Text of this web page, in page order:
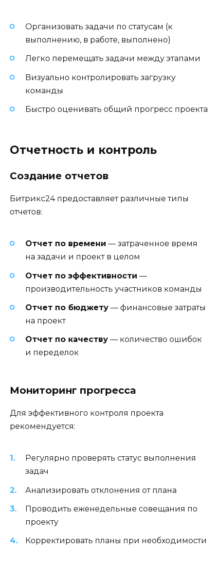
Организовать задачи по статусам (к
выполнению, в работе, выполнено)
Легко перемещать задачи между этапами
Визуально контролировать загрузку
команды
Быстро оценивать общий прогресс проекта
Отчетность и контроль
Создание отчетов
Битрикс24 предоставляет различные типы
отчетов:
Отчет по времени — затраченное время
на задачи и проект в целом
Отчет по эффективности —
производительность участников команды
Отчет по бюджету — финансовые затраты
на проект
Отчет по качеству — количество ошибок
и переделок
Мониторинг прогресса
Для эффективного контроля проекта
рекомендуется:
Регулярно проверять статус выполнения
задач
Анализировать отклонения от плана
Проводить еженедельные совещания по
проекту
Корректировать планы при необходимости